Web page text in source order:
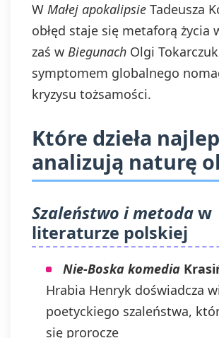
W Małej apokalipsie Tadeusza
obłęd staje się metaforą życia
zaś w Biegunach Olgi
symptomem globalnego
kryzysu tożsamości.
Które dzieła
analizują naturę
Szaleństwo i metodaw
literaturze polskiej
Nie-Boska komedia
Hrabia Henryk doświadcza
poetyckiego szaleństwa,
się prorocze